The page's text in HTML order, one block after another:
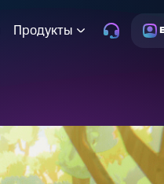
Продукты